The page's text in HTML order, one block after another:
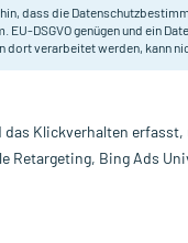
St
dass die
EU-DSGVO genügen und ein
dort verarbeitet werden, kann
Klickverhalten
Retargeting, Bing Ads